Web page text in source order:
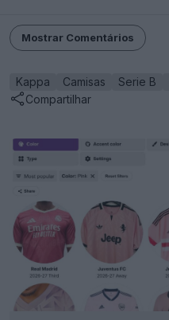
Mostrar Comentários
Kappa Camisas Serie B
Compartilhar